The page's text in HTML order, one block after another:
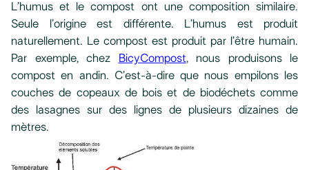
L’humus et le compost ont une composition similaire.
Seule l’origine est différente. L’humus est produit
naturellement. Le compost est produit par l’être humain.
Par exemple, chez
BicyCompost, nous produisons le
compost en andin. C’est-à-dire que nous empilons les
couches de copeaux de bois et de biodéchets comme
des lasagnes sur des lignes de plusieurs dizaines de
mètres.